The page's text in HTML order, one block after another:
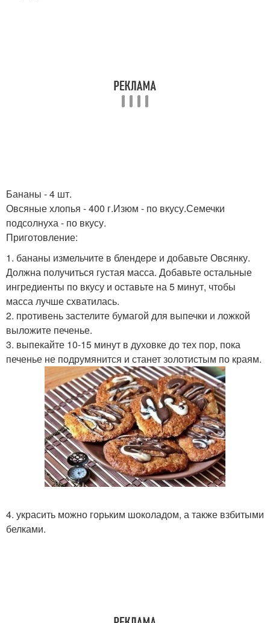
Бананы - 4 шт.
Овсяные хлопья - 400 г.Изюм - по вкусу.Семечки
подсолнуха - по вкусу.
Приготовление:
1. бананы измельчите в блендере и добавьте Овсянку.
Должна получиться густая масса. Добавьте остальные
ингредиенты по вкусу и оставьте на 5 минут, чтобы
масса лучше схватилась.
2. противень застелите бумагой для выпечки и ложкой
выложите печенье.
3. выпекайте 10-15 минут в духовке до тех пор, пока
печенье не подрумянится и станет золотистым по краям.
4. украсить можно горьким шоколадом, а также взбитыми
белками.